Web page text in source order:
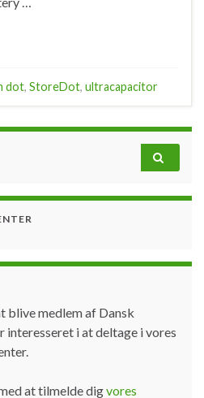
dot, StoreDot, ultracapacitor
blive medlem af Dansk
interesseret i at deltage i vores
at tilmelde digvores